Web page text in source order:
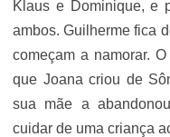
Klaus e Dominique, e
ambos. Guilherme fica
começam a namorar.
que Joana criou de
sua mãe a
cuidar de uma criança